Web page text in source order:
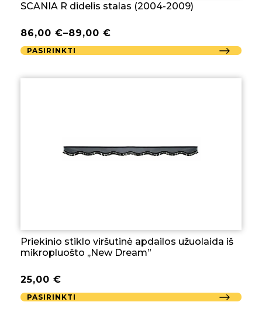
SCANIA R didelis stalas (2004-2009)
86,00 €–89,00 €
PASIRINKTI
Priekinio stiklo viršutinė apdailos užuolaida iš
mikropluošto ,,New Dream”
25,00 €
PASIRINKTI